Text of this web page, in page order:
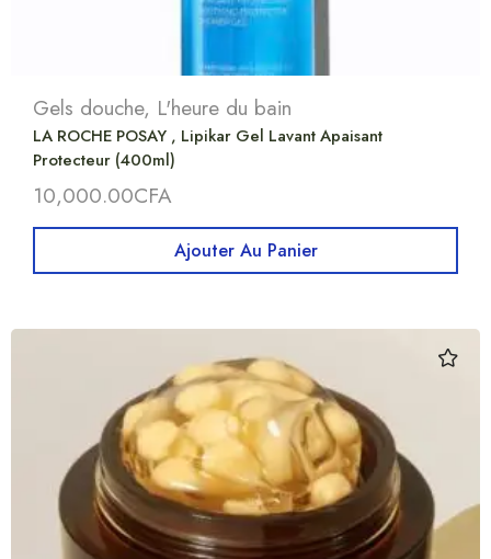
Gels douche, L'heure du bain
LA ROCHE POSAY , Lipikar Gel Lavant Apaisant
Protecteur (400ml)
10,000.00CFA
Ajouter Au Panier